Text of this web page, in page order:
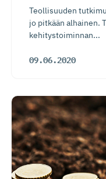
Teollisuuden
jo pitkään alhainen.
kehitystoiminnan...
09.06.2020